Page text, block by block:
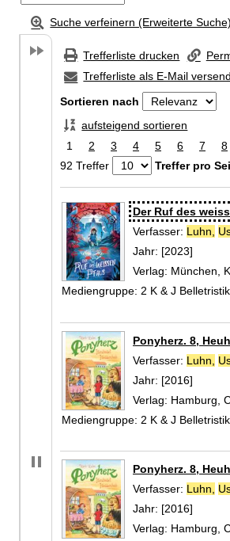
Suche verfeinern (Erweiterte Suche)
Trefferliste drucken
Trefferliste als E-Mail
Sortieren nach
aufsteigend sortieren
1
2 3 4 5 6 7 8
92 Treffer
Treffer pro
Suchergebnis
Zu den Suchfiltern springen
Der Ruf des
Verfasser: Luhn,
Jahr: [2023]
Verlag: München,
Mediengruppe: 2 K & J Belletristik
Ponyherz. 8,
Verfasser: Luhn,
Jahr: [2016]
Verlag: Hamburg,
Mediengruppe: 2 K & J Belletristik
Ponyherz. 8,
Verfasser: Luhn,
Jahr: [2016]
Verlag: Hamburg,